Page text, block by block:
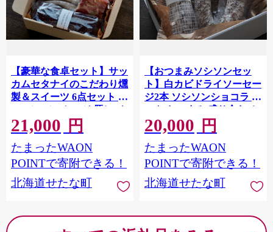
【豪華な食卓セット】サッ
カムセタナイのこだわり燻
製＆スイーツ 6点セット ベ
ーコン ソーセージ 豚レバ
ー テリーヌ ショコラ パウ
ンドケーキ チョコレート
デザート スイーツ おつま
み 盛り合わせ お取り寄せ
納税
21,000 円
たまったWAON
POINTで寄附できる！
北海道せたな町
【おつまみソシソンセッ
ト】白カビドライソーセー
ジ2本 ソシソンショコラ セ
ット おつまみ 盛り合わせ
お取り寄せ ギフト デザー
ト 北海道 せたな町 ふるさ
と納税
20,000 円
たまったWAON
POINTで寄附できる！
北海道せたな町